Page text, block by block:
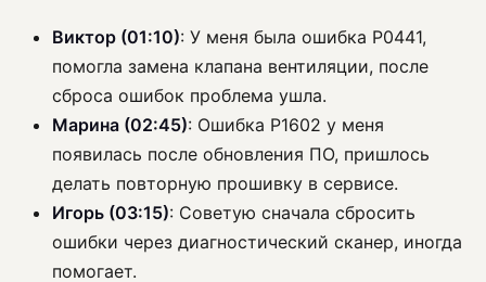
Виктор (01:10): У меня была ошибка P0441,
помогла замена клапана вентиляции, после
сброса ошибок проблема ушла.
Марина (02:45): Ошибка P1602 у меня
появилась после обновления ПО, пришлось
делать повторную прошивку в сервисе.
Игорь (03:15): Советую сначала сбросить
ошибки через диагностический сканер, иногда
помогает.